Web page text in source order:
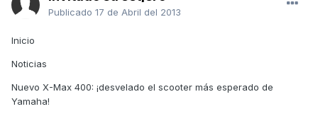
Publicado 17 de Abril del 2013
Inicio
Noticias
Nuevo X-Max 400: ¡desvelado el scooter más esperado de
Yamaha!